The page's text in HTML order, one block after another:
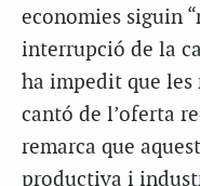
economies siguin
interrupció de la
ha impedit que les
cantó de l’oferta
remarca que
productiva i